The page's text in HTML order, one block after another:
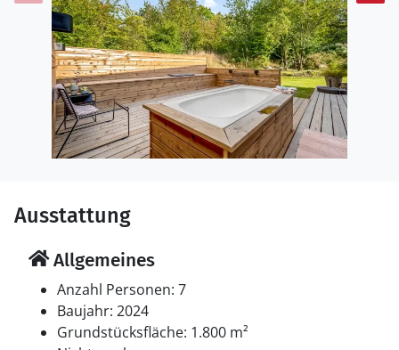
steht ein Weinkühlschrank zur Verfügung.
WC und Bad
Es gibt 2 Badezimmer mit Duschnische und 2 Toiletten.
Fußbodenheizung in 2 Badezimmern.
Draußen
Die Ferienunterkunft liegt auf einem 1800 m² großen
300 m. Die nächste Einkaufsmöglichkeit liegt 1000 m
entfernt. Es steht ein offenes Terrassenareal zur
Verfügung. Außerdem gibt es überdachte Terrasse.
Außendusche. Es steht ein Grill zur Verfügung. Es ist
ein Ladestecker für Elektroautos installiert.
Ladestecker Typ 2. Mit einer Ladeleistung von 11 kW.
Parkplatz auf dem Grundstück.
Ausstattung
Allgemeines
Anzahl Personen: 7
Baujahr: 2024
Grundstücksfläche: 1.800 m²